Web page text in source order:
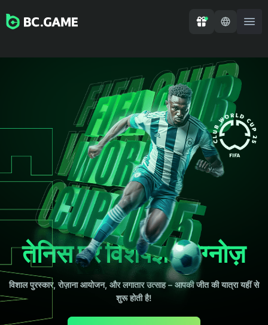
तेनिस पर विशेषज्ञ प्रोग्नोज़
विशाल पुरस्कार, रोज़ाना आयोजन, और लगातार उत्साह – आपकी जीत की यात्रा यहीं से
शुरू होती है!